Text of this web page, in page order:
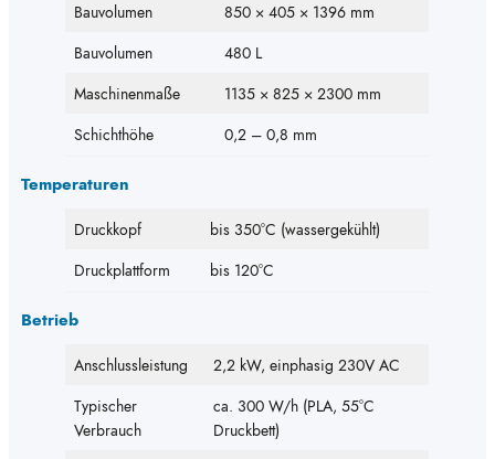
Bauvolumen
850 × 405 × 1396 mm
Bauvolumen
480 L
Maschinenmaße
1135 × 825 × 2300 mm
Schichthöhe
0,2 – 0,8 mm
Temperaturen
Druckkopf
bis 350°C (wassergekühlt)
Druckplattform
bis 120°C
Betrieb
Anschlussleistung
2,2 kW, einphasig 230V AC
Typischer
Verbrauch
ca. 300 W/h (PLA, 55°C
Druckbett)